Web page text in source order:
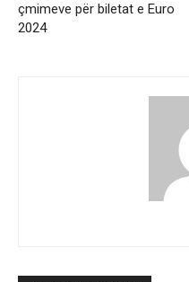
çmimeve për biletat e Euro
2024